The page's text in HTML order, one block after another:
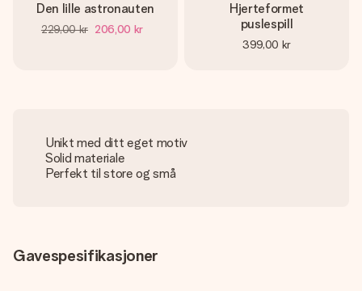
Den lille astronauten
229,00 kr 206,00 kr
Hjerteformet
puslespill
399,00 kr
Unikt med ditt eget motiv
Solid materiale
Perfekt til store og små
Gavespesifikasjoner